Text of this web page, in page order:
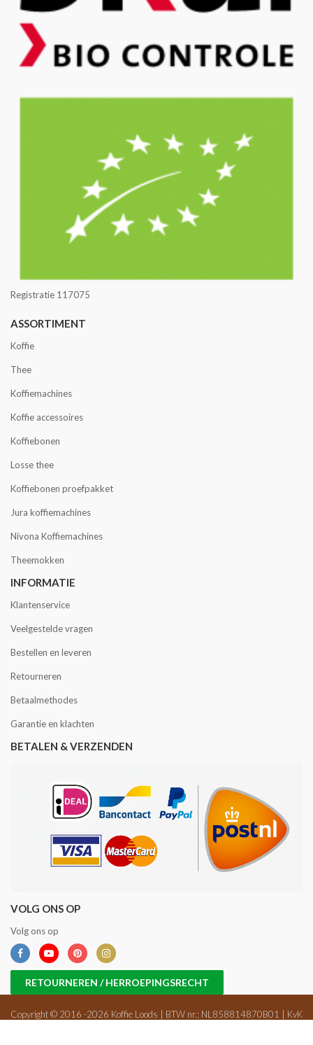
Registratie 117075
ASSORTIMENT
Koffie
Thee
Koffiemachines
Koffie accessoires
Koffiebonen
Losse thee
Koffiebonen proefpakket
Jura koffiemachines
Nivona Koffiemachines
Theemokken
INFORMATIE
Klantenservice
Veelgestelde vragen
Bestellen en leveren
Retourneren
Betaalmethodes
Garantie en klachten
BETALEN & VERZENDEN
VOLG ONS OP
Volg ons op
RETOURNEREN / HERROEPINGSRECHT
Copyright © 2016 -2026 Koffie Loods | BTW nr.: NL858814870B01 | KvK